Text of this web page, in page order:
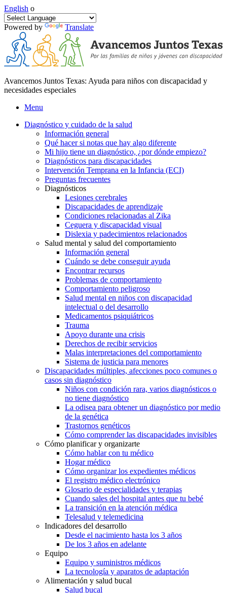
English o
Powered by Translate
Avancemos Juntos Texas: Ayuda para niños con discapacidad y
necesidades especiales
Menu
Diagnóstico y cuidado de la salud
Información general
Qué hacer si notas que hay algo diferente
Mi hijo tiene un diagnóstico, ¿por dónde empiezo?
Diagnósticos para discapacidades
Intervención Temprana en la Infancia (ECI)
Preguntas frecuentes
Diagnósticos
Lesiones cerebrales
Discapacidades de aprendizaje
Condiciones relacionadas al Zika
Ceguera y discapacidad visual
Dislexia y padecimientos relacionados
Salud mental y salud del comportamiento
Información general
Cuándo se debe conseguir ayuda
Encontrar recursos
Problemas de comportamiento
Comportamiento peligroso
Salud mental en niños con discapacidad
intelectual o del desarrollo
Medicamentos psiquiátricos
Trauma
Apoyo durante una crisis
Derechos de recibir servicios
Malas interpretaciones del comportamiento
Sistema de justicia para menores
Discapacidades múltiples, afecciones poco comunes o
casos sin diagnóstico
Niños con condición rara, varios diagnósticos o
no tiene diagnóstico
La odisea para obtener un diagnóstico por medio
de la genética
Trastornos genéticos
Cómo comprender las discapacidades invisibles
Cómo planificar y organizarte
Cómo hablar con tu médico
Hogar médico
Cómo organizar los expedientes médicos
El registro médico electrónico
Glosario de especialidades y terapias
Cuando sales del hospital antes que tu bebé
La transición en la atención médica
Telesalud y telemedicina
Indicadores del desarrollo
Desde el nacimiento hasta los 3 años
De los 3 años en adelante
Equipo
Equipo y suministros médicos
La tecnología y aparatos de adaptación
Alimentación y salud bucal
Salud bucal